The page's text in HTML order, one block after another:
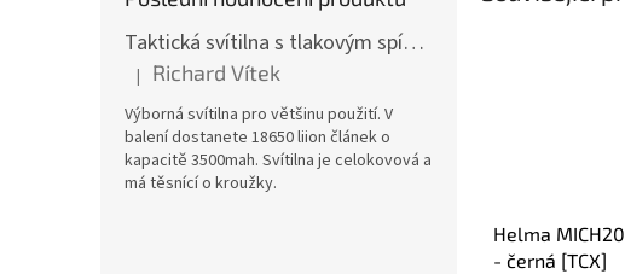
Taktická svítilna s tlakovým spínačem [TCX]
Hodnocení produktu je 5 z 5 hvězdiček.
| Richard Vítek
Výborná svítilna pro většinu použití. V
balení dostanete 18650 liion článek o
kapacitě 3500mah. Svítilna je celokovová a
má těsnící o kroužky.
Helma
- černá [TCX]